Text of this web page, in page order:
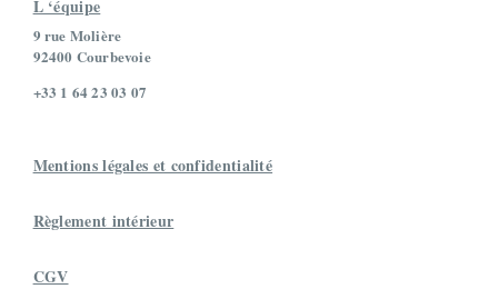
L ‘équipe
9 rue Molière
92400 Courbevoie
+33 1 64 23 03 07
Mentions légales et confidentialité
Règlement intérieur
CGV